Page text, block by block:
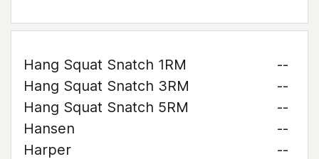
Hang Squat Snatch 1RM
--
Hang Squat Snatch 3RM
--
Hang Squat Snatch 5RM
--
Hansen
--
Harper
--